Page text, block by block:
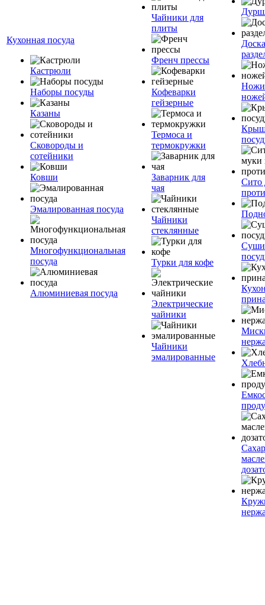
Кухонная посуда
Кастрюли
Наборы посуды
Казаны
Сковороды и
сотейники
Ковши
Эмалированная посуда
Многофункциональная
посуда
Алюминиевая посуда
Чайники для
плиты
Френч прессы
Кофеварки
гейзерные
Термоса и
термокружки
Заварник для
чая
Чайники
стеклянные
Турки для кофе
Электрические
чайники
Чайники
эмалированные
Доска
Сито